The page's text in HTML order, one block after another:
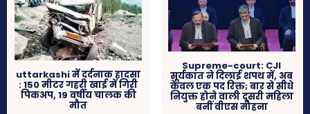
uttarkashi में दर्दनाक हादसा
: 150 मीटर गहरी खाई में गिरी
पिकअप, 19 वर्षीय चालक की
मौत
Supreme-court: CJI
सूर्यकांत ने दिलाई शपथ में, अब
केवल एक पद रिक्त; बार से सीधे
नियुक्त होने वाली दूसरी महिला
बनीं वीएस मोहना